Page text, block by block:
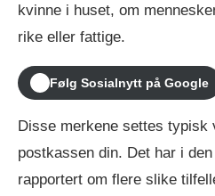
kvinne i huset, om
rike eller fattige.
Følg Sosialnytt på Google
Disse merkene settes typisk
postkassen din. Det har i
rapportert om flere slike